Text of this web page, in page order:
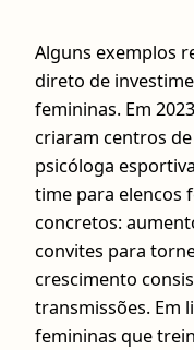
Alguns exemplos
direto de
femininas. Em
criaram centros
psicóloga
time para elencos
concretos:
convites para
crescimento
transmissões. Em
femininas que